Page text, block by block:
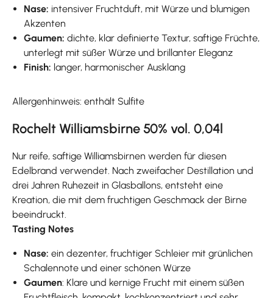
Nase: intensiver Fruchtduft, mit Würze und blumigen
Akzenten
Gaumen: dichte, klar definierte Textur, saftige Früchte,
unterlegt mit süßer Würze und brillanter Eleganz
Finish: langer, harmonischer Ausklang
Allergenhinweis: enthält Sulfite
Rochelt Williamsbirne 50% vol. 0,04l
Nur reife, saftige Williamsbirnen werden für diesen
Edelbrand verwendet. Nach zweifacher Destillation und
drei Jahren Ruhezeit in Glasballons, entsteht eine
Kreation, die mit dem fruchtigen Geschmack der Birne
beeindruckt.
Tasting Notes
Nase: ein dezenter, fruchtiger Schleier mit grünlichen
Schalennote und einer schönen Würze
Gaumen: Klare und kernige Frucht mit einem süßen